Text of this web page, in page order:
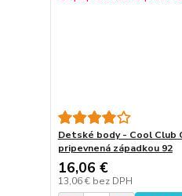
Detské body - Cool Club
pripevnená západkou 92
16,06 €
13,06 € bez DPH